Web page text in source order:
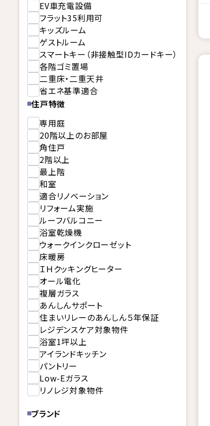
EV車充電設備
フラット35利用可
キッズルーム
ゲストルーム
スマートキー（非接触型IDカードキー）
各階ゴミ置場
二重床・二重天井
省エネ基準適合
住戸特徴
専用庭
20階以上のお部屋
角住戸
2階以上
最上階
和室
適合リノベーション
リフォーム実施
ルーフバルコニー
浴室乾燥機
ウォークインクローゼット
床暖房
ＩＨクッキングヒーター
オール電化
複層ガラス
あんしんサポート
住まいリレーのあんしん５年保証
レジデンスケア対象物件
浴室1坪以上
アイランドキッチン
パントリー
Low-Eガラス
リノレジ対象物件
ブランド